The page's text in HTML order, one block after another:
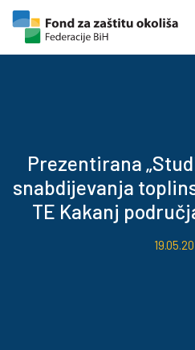
Skip to content
Skip to footer
Prezentirana
snabdijevanja
TE Kakanj